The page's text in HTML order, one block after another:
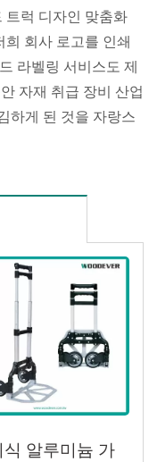
트럭 디자인 맞춤화
회사 로고를 인쇄
라벨링 서비스도 제
자재 취급 장비 산업
하게 된 것을 자랑스
식 알루미늄 가